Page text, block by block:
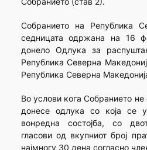
Собранието на Република
седницата одржана на 16
донело Одлука за
Република Северна
Република Северна
Во услови кога Собранието
донесе одлука со која се
вонредна состојба, со
гласови од вкупниот број
најмногу 30 дена согласно